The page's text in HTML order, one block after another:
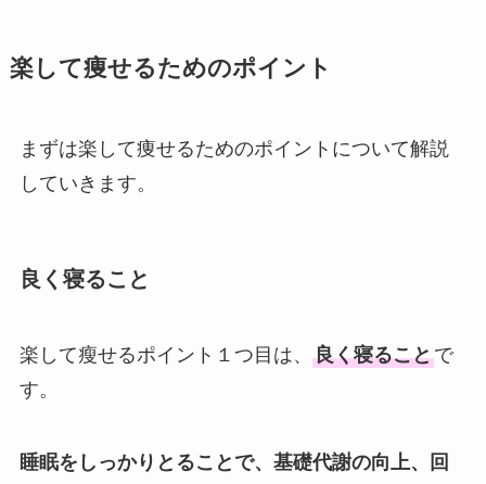
楽して痩せるためのポイント
まずは楽して痩せるためのポイントについて解説
していきます。
良く寝ること
楽して瘦せるポイント１つ目は、 良く寝ることで
す。
睡眠をしっかりとることで、基礎代謝の向上、回